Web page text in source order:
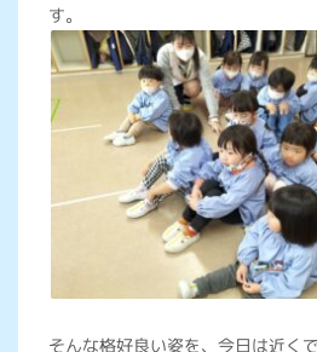
す。
そんな格好良い姿を、今日は近く